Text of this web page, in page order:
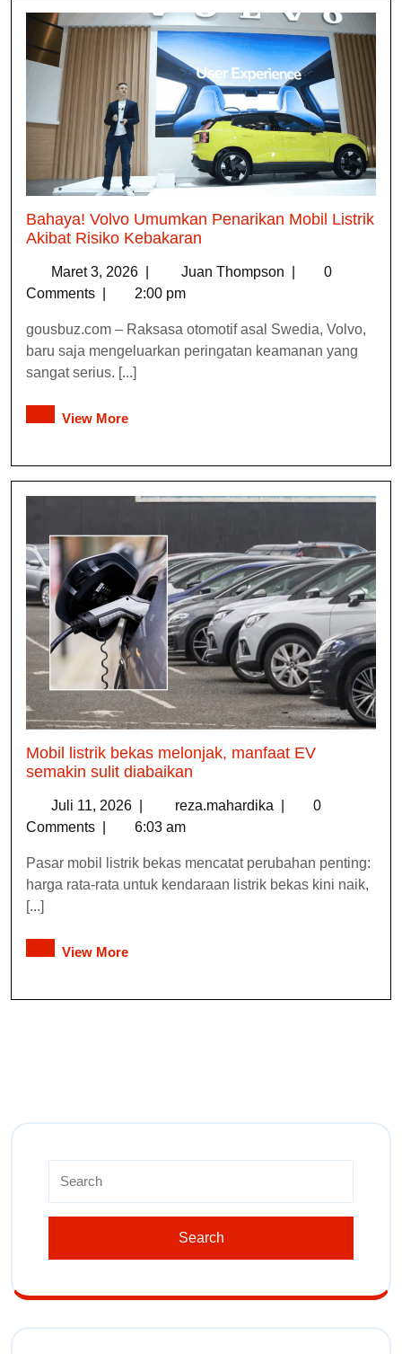
Bahaya! Volvo Umumkan Penarikan Mobil Listrik
Akibat Risiko Kebakaran
Maret 3, 2026 Juan Thompson
0
Comments
2:00 pm
gousbuz.com – Raksasa otomotif asal Swedia, Volvo,
baru saja mengeluarkan peringatan keamanan yang
sangat serius. [...]
View More
Mobil listrik bekas melonjak, manfaat EV
semakin sulit diabaikan
Juli 11, 2026 reza.mahardika
0
Comments
6:03 am
Pasar mobil listrik bekas mencatat perubahan penting:
harga rata-rata untuk kendaraan listrik bekas kini naik,
[...]
View More